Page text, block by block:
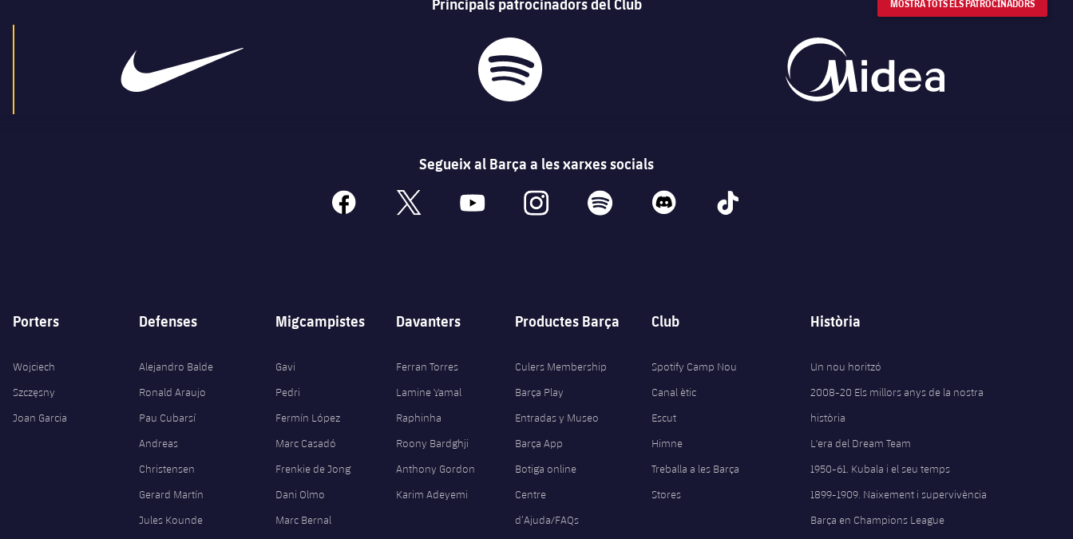
Principals patrocinadors del Club MOSTRA TOTS ELS PATROCINADORS
Segueix al Barça a les xarxes socials
facebook x youtube instagram spotify discord tiktok
Porters
Wojciech
Szczęsny
Joan Garcia
Defenses
Alejandro Balde
Ronald Araujo
Pau Cubarsí
Andreas
Christensen
Gerard Martín
Jules Kounde
Migcampistes
Gavi
Pedri
Fermín López
Marc Casadó
Frenkie de Jong
Dani Olmo
Marc Bernal
Davanters
Ferran Torres
Lamine Yamal
Raphinha
Roony Bardghji
Anthony Gordon
Karim Adeyemi
Productes Barça
Culers Membership
Barça Play
Entradas y Museo
Barça App
Botiga online
Centre
d’Ajuda/FAQs
Club
Spotify Camp Nou
Canal ètic
Escut
Himne
Treballa a les Barça
Stores
Història
Un nou horitzó
2008-20 Els millors anys de la nostra
història
L'era del Dream Team
1950-61. Kubala i el seu temps
1899-1909. Naixement i supervivència
Barça en Champions League